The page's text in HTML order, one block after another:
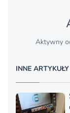
Aktywny
INNE